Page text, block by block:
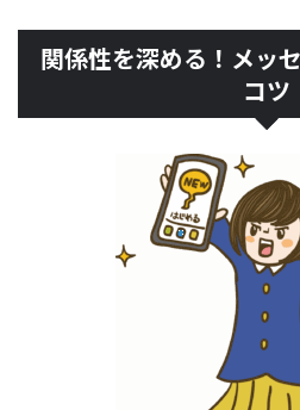
関係性を深める！メッ
コツ